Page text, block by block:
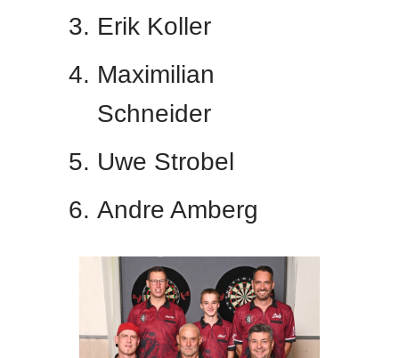
Erik Koller
Maximilian
Schneider
Uwe Strobel
Andre Amberg